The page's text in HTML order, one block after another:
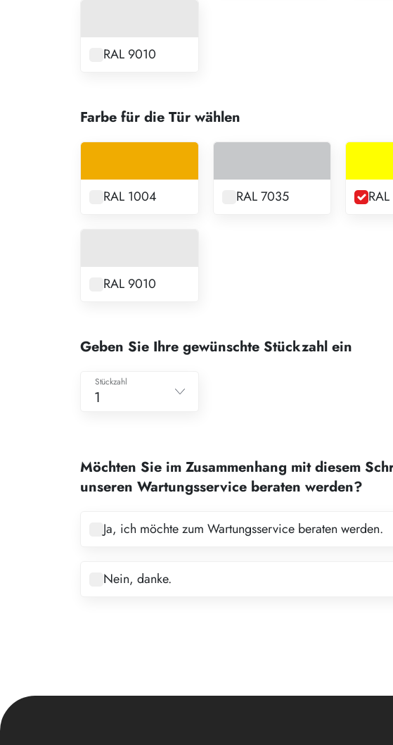
RAL 9010
Farbe für die Tür wählen
RAL 1004 RAL 7035
RAL 9010
Geben Sie Ihre gewünschte Stückzahl ein
1
3
4
5
7
12
Stückzahl
Möchten Sie im Zusammenhang mit diesem
unseren Wartungsservice beraten werden?
Ja, ich möchte zum Wartungsservice beraten werden.
Nein, danke.